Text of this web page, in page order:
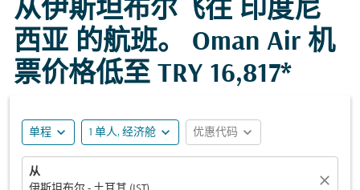
从伊斯坦布尔飞往 印度尼
西亚 的航班。 Oman Air 机
票价格低至 TRY 16,817*
单程 expand_more 1 单人, 经济舱 expand_more 优惠代码 expand_more
从
close